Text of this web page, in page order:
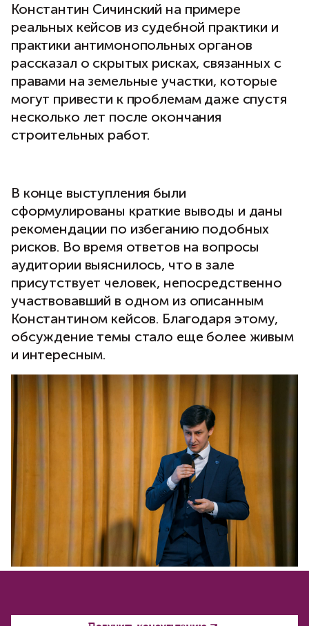
Константин Сичинский на примере
реальных кейсов из судебной практики и
практики антимонопольных органов
рассказал о скрытых рисках, связанных с
правами на земельные участки, которые
могут привести к проблемам даже спустя
несколько лет после окончания
строительных работ.
В конце выступления были
сформулированы краткие выводы и даны
рекомендации по избеганию подобных
рисков. Во время ответов на вопросы
аудитории выяснилось, что в зале
присутствует человек, непосредственно
участвовавший в одном из описанным
Константином кейсов. Благодаря этому,
обсуждение темы стало еще более живым
и интересным.